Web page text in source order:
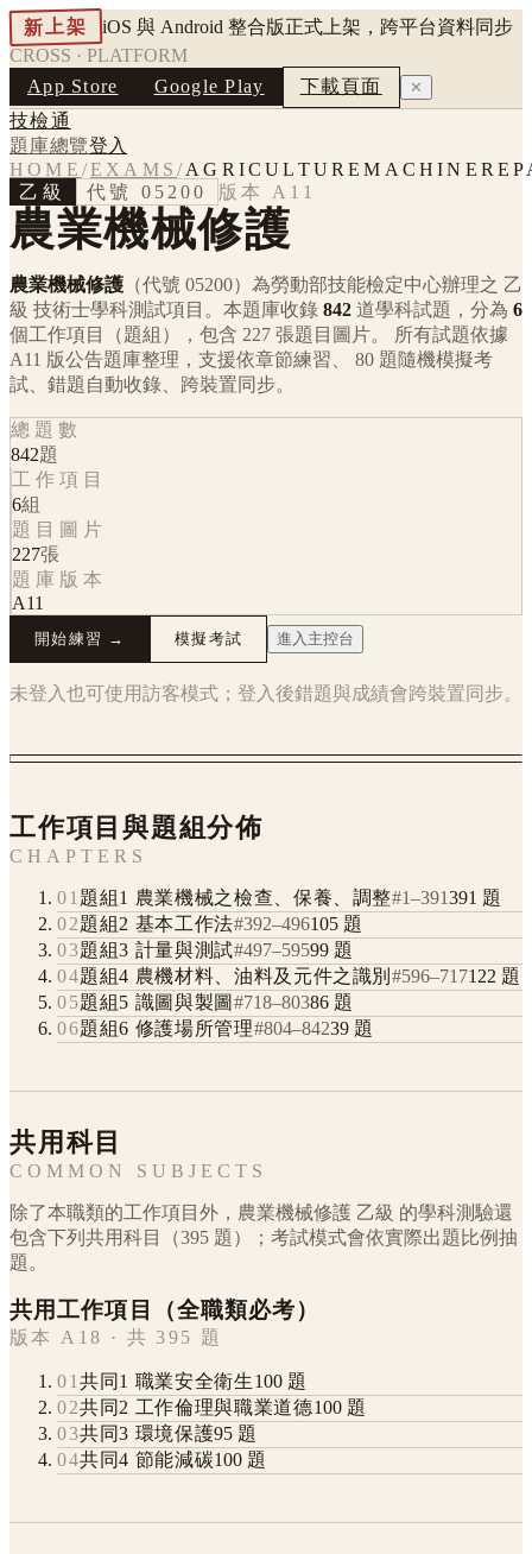
新上架
iOS 與 Android 整合版正式上架，跨平台資料同步
CROSS · PLATFORM
App Store
Google Play 下載頁面 ✕
技檢通
題庫總覽登入
HOME /EXAMS/
乙級
代號 05200 版本 A11
農業機械修護
農業機械修護 （代號 05200） 為勞動部技能檢定中心辦理之 乙
級 技術士學科測試項目。本題庫收錄 842 道學科試題，分為 6
個工作項目（題組），包含 227 張題目圖片。 所有試題依據
A11 版公告題庫整理，支援依章節練習、 80 題隨機模擬考
試、錯題自動收錄、跨裝置同步。
總題數
842題
工作項目
6組
題目圖片
227張
題庫版本
A11
開始練習 → 模擬考試 進入主控台
未登入也可使用訪客模式；登入後錯題與成績會跨裝置同步。
工作項目與題組分佈
CHAPTERS
01 題組1 農業機械之檢查、保養、調整#1–391391 題
02題組2 基本工作法#392–496105題
03題組3 計量與測試#497–59599題
04題組4 農機材料、油料及元件之識別#596–717122 題
05題組5 識圖與製圖 #718–80386題
06題組6 修護場所管理#804–84239題
共用科目
COMMON SUBJECTS
除了本職類的工作項目外， 農業機械修護 乙級 的學科測驗還
包含下列共用科目（395 題）；考試模式會依實際出題比例抽
題。
共用工作項目（全職類必考）
版本 A18 · 共 395 題
01共同1 職業安全衛生100題
02共同2 工作倫理與職業道德100題
03共同3 環境保護95 題
04共同4 節能減碳100 題